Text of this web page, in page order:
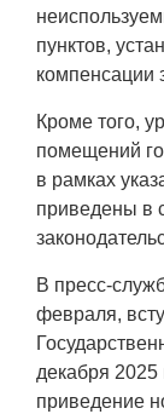
пунктов,
компенсации
Кроме того,
помещений
в рамках
приведены в
В пресс-
февраля,
декабря
приведение